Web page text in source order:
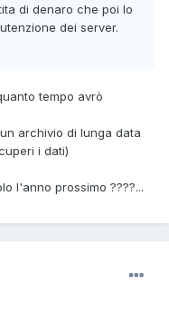
di denaro che poi lo
dei server.
tempo avrò
archivio di lunga data
i dati)
l'anno prossimo ????...